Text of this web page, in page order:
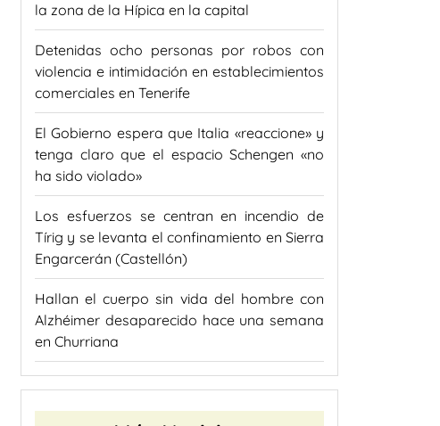
la zona de la Hípica en la capital
Detenidas ocho personas por robos con
violencia e intimidación en establecimientos
comerciales en Tenerife
El Gobierno espera que Italia «reaccione» y
tenga claro que el espacio Schengen «no
ha sido violado»
Los esfuerzos se centran en incendio de
Tírig y se levanta el confinamiento en Sierra
Engarcerán (Castellón)
Hallan el cuerpo sin vida del hombre con
Alzhéimer desaparecido hace una semana
en Churriana